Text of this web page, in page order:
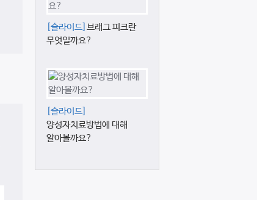
[슬라이드] 브래그 피크란
무엇일까요?
[슬라이드]
양성자치료방법에 대해
알아볼까요?